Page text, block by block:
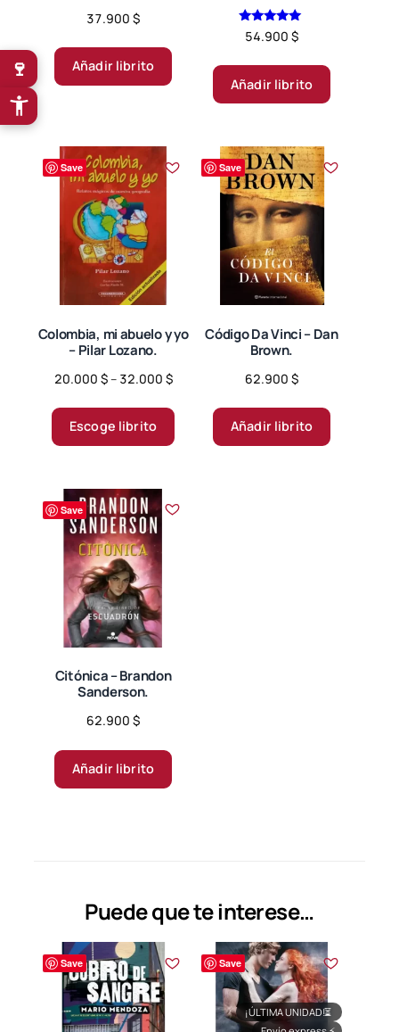
37.900 $
Añadir librito
Valorado en
5.00
54.900 $
Añadir librito
Save
Colombia, mi abuelo y yo
– Pilar Lozano.
20.000 $– 32.000 $Price
20.000 $
Escoge librito
producto
tiene
Las
Save
Código Da Vinci – Dan
Brown.
62.900 $
Añadir librito
Save
Citónica – Brandon
Sanderson.
62.900 $
Añadir librito
Puede que te interese…
Save Save
¡ÚLTIMA UNIDAD!⏳
🍷